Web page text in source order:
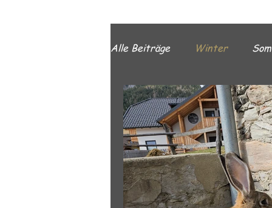
Alle Beiträge Winter